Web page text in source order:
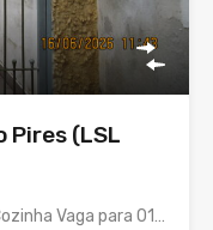
Pires (LSL
Vaga para 01…